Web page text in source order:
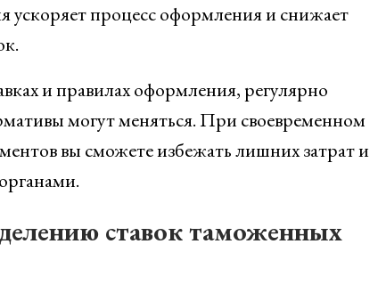
ускоряет процесс оформления и снижает
и правилах оформления, регулярно
могут меняться. При своевременном
вы сможете избежать лишних затрат и
ставок таможенных